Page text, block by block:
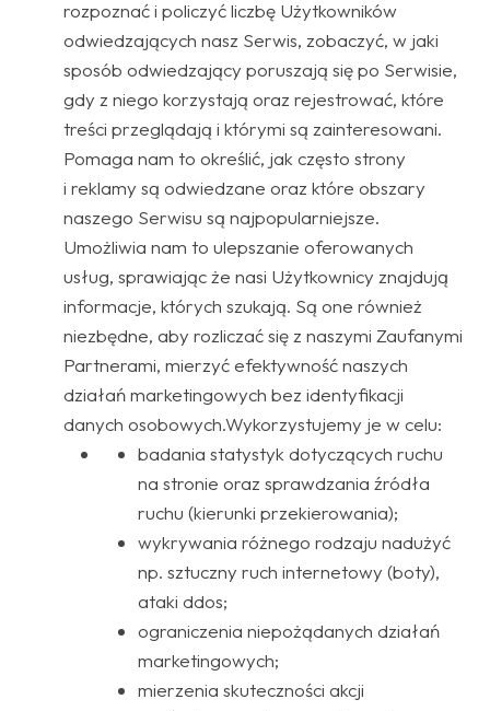
rozpoznać i policzyć liczbę Użytkowników
odwiedzających nasz Serwis, zobaczyć, w jaki
sposób odwiedzający poruszają się po Serwisie,
gdy z niego korzystają oraz rejestrować, które
treści przeglądają i którymi są zainteresowani.
Pomaga nam to określić, jak często strony
i reklamy są odwiedzane oraz które obszary
naszego Serwisu są najpopularniejsze.
Umożliwia nam to ulepszanie oferowanych
usług, sprawiając że nasi Użytkownicy znajdują
informacje, których szukają. Są one również
niezbędne, aby rozliczać się z naszymi Zaufanymi
Partnerami, mierzyć efektywność naszych
działań marketingowych bez identyfikacji
danych osobowych.Wykorzystujemy je w celu:
badania statystyk dotyczących ruchu
na stronie oraz sprawdzania źródła
ruchu (kierunki przekierowania);
wykrywania różnego rodzaju nadużyć
np. sztuczny ruch internetowy (boty),
ataki ddos;
ograniczenia niepożądanych działań
marketingowych;
mierzenia skuteczności akcji